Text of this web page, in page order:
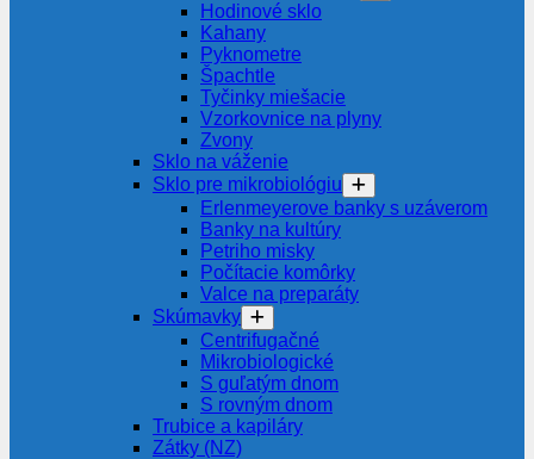
Hodinové sklo
Kahany
Pyknometre
Špachtle
Tyčinky miešacie
Vzorkovnice na plyny
Zvony
Sklo na váženie
Sklo pre mikrobiológiu
Erlenmeyerove banky s uzáverom
Banky na kultúry
Petriho misky
Počítacie komôrky
Valce na preparáty
Skúmavky
Centrifugačné
Mikrobiologické
S guľatým dnom
S rovným dnom
Trubice a kapiláry
Zátky (NZ)